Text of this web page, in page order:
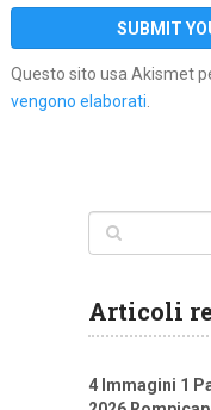
Questo sito usa Akismet
vengono elaborati.
Articoli
4 Immagini 1